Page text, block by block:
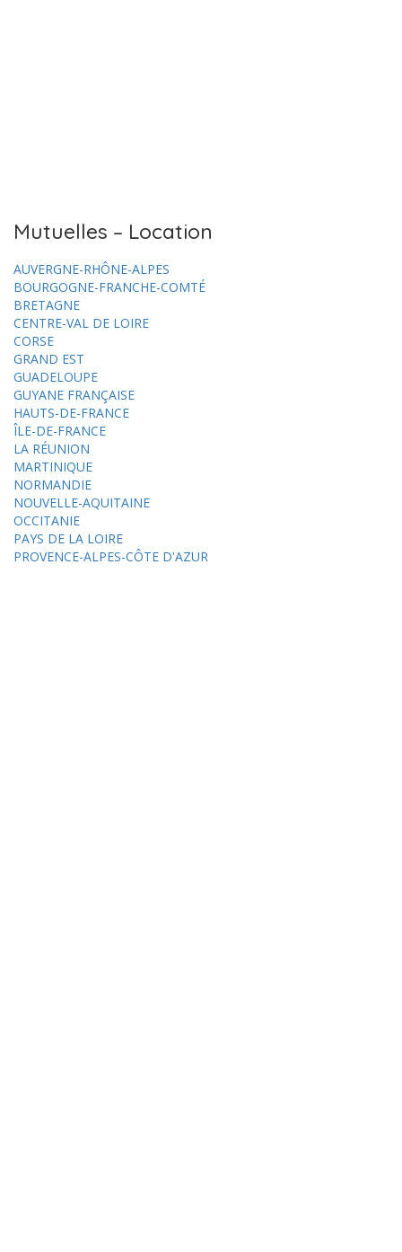
Mutuelles – Location
AUVERGNE-RHÔNE-ALPES
BOURGOGNE-FRANCHE-COMTÉ
BRETAGNE
CENTRE-VAL DE LOIRE
CORSE
GRAND EST
GUADELOUPE
GUYANE FRANÇAISE
HAUTS-DE-FRANCE
ÎLE-DE-FRANCE
LA RÉUNION
MARTINIQUE
NORMANDIE
NOUVELLE-AQUITAINE
OCCITANIE
PAYS DE LA LOIRE
PROVENCE-ALPES-CÔTE D'AZUR